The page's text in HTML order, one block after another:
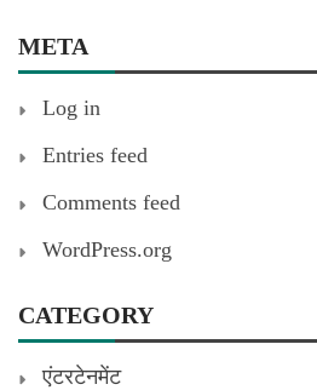
META
Log in
Entries feed
Comments feed
WordPress.org
CATEGORY
एंटरटेनमेंट